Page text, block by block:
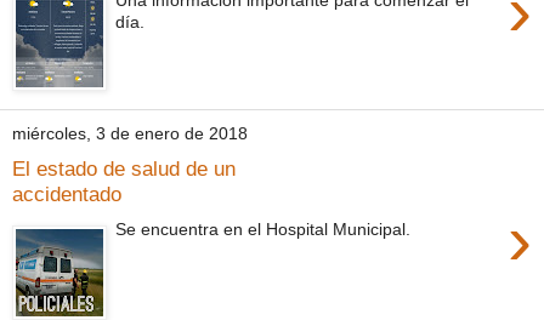
día.
miércoles, 3 de enero de 2018
El estado de salud de un
accidentado
›
Se encuentra en el Hospital Municipal.